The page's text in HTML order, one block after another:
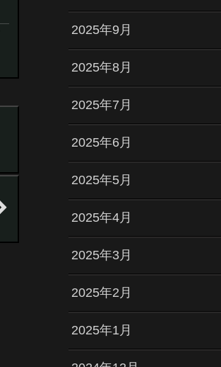
2025年9月
2025年8月
2025年7月
2025年6月
2025年5月
2025年4月
2025年3月
2025年2月
2025年1月